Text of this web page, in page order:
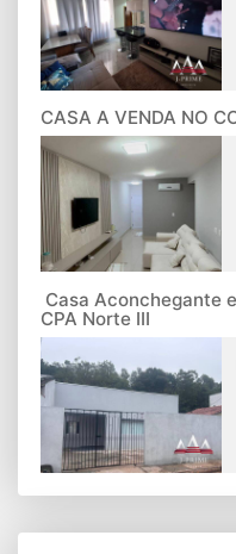
CASA A VENDA NO
Casa Aconchegante
CPA Norte III